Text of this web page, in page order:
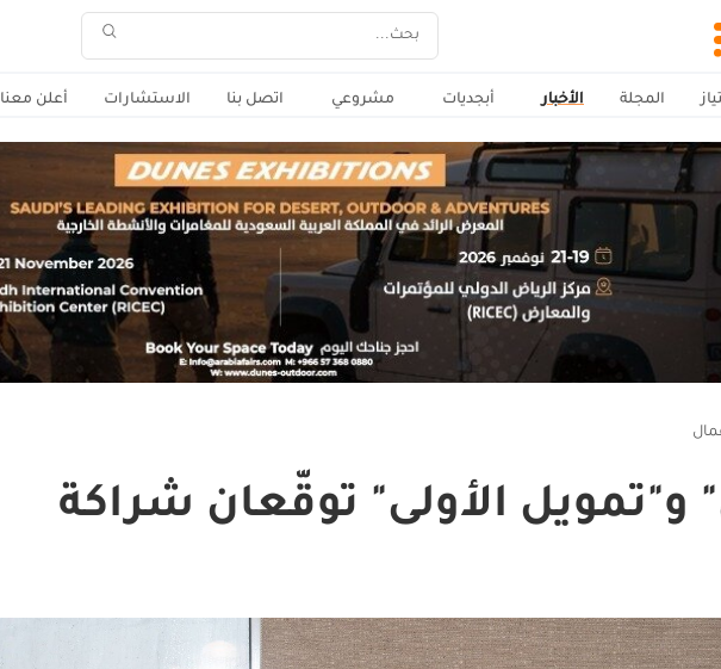
المجلة الأخبار أبجديات مشروعي اتصل بنا الاستشارات أعلن معنا
و"تمويل الأولى" توقّعان شراكة